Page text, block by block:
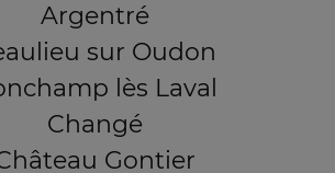
Argentré
sur Oudon
lès Laval
Changé
Gontier